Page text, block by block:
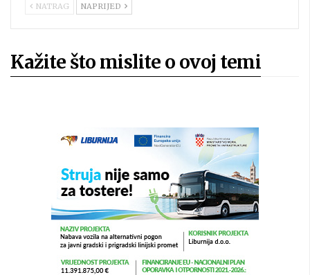
NATRAG NAPRIJED
Kažite što mislite o ovoj temi